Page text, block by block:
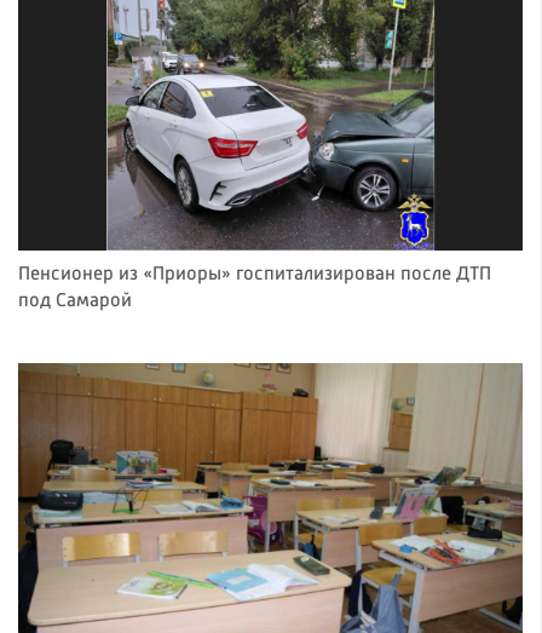
Пенсионер из «Приоры» госпитализирован после ДТП
под Самарой